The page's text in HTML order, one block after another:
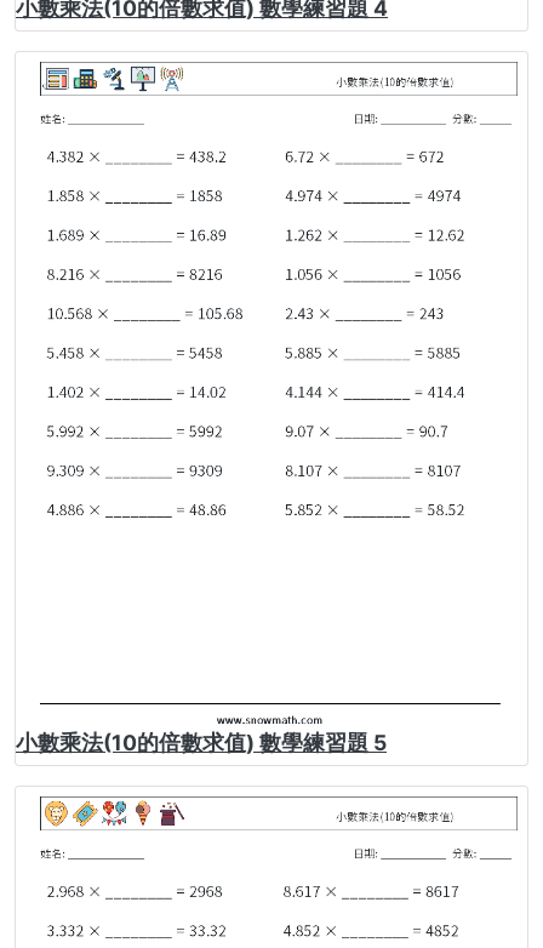
小數乘法(10的倍數求值) 數學練習題 4
小數乘法(10的倍數求值) 數學練習題 5